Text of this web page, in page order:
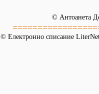
© Антоанета
© Електронно списание